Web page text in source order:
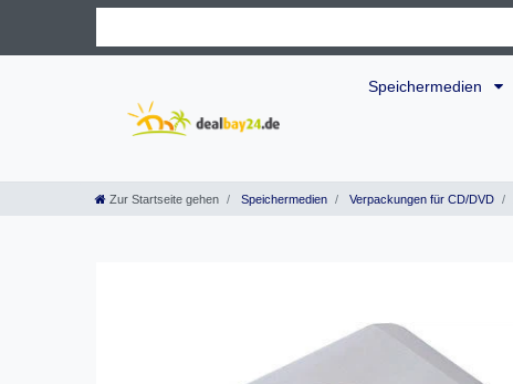
Speichermedien
Zur Startseite gehen Speichermedien Verpackungen für CD/DVD